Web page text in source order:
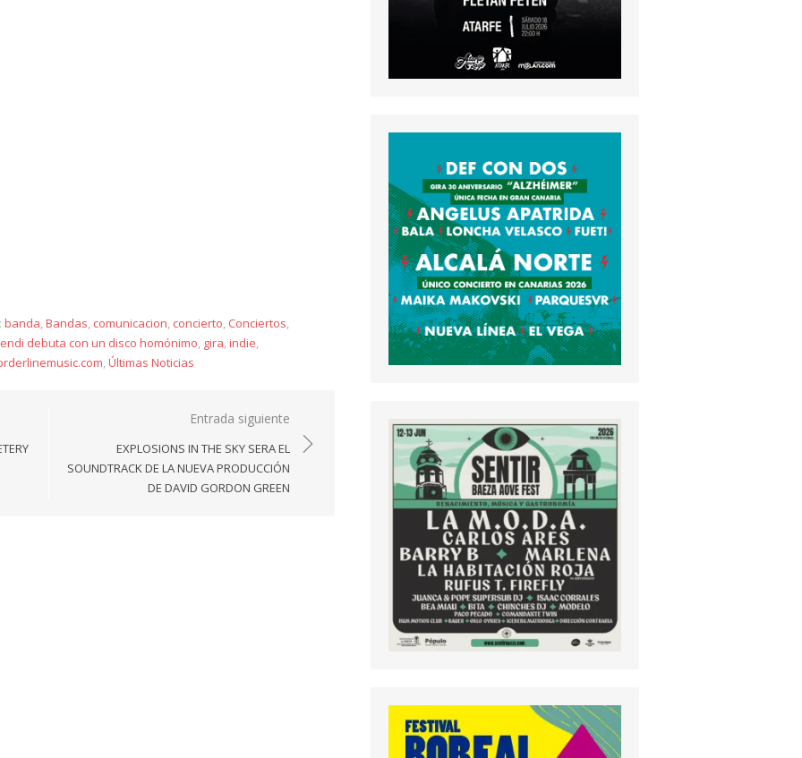
banda,Bandas, comunicacion, concierto, Conciertos,
debuta con un disco homónimo, gira,indie,
,Últimas Noticias
Entrada siguiente
EXPLOSIONS IN THE SKY SERA EL
SOUNDTRACK DE LA NUEVA PRODUCCIÓN
DE DAVID GORDON GREEN